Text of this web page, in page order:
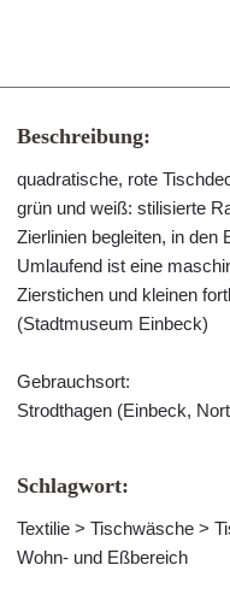
Beschreibung:
quadratische, rote
grün und weiß: stilisierte
Zierlinien begleiten, in den
Umlaufend ist eine
Zierstichen und kleinen
(Stadtmuseum Einbeck)
Gebrauchsort:
Strodthagen (Einbeck,
Schlagwort:
Textilie > Tischwäsche >
Wohn- und Eßbereich